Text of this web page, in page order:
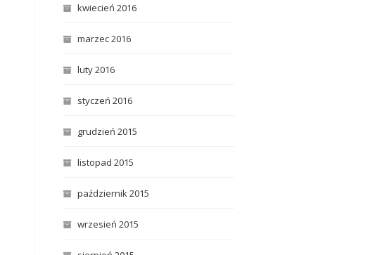
kwiecień 2016
marzec 2016
luty 2016
styczeń 2016
grudzień 2015
listopad 2015
październik 2015
wrzesień 2015